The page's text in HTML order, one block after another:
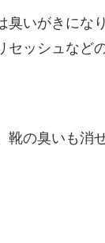
臭いがきにな
ッシュなど
靴の臭いも消